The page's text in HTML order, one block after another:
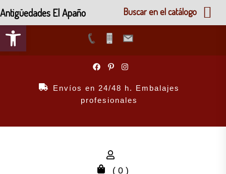
Abrir barra de herramientas
Envíos en 24/48 h. Embalajes
profesionales
( 0 )
Antigüedades El Apaño Buscar en el catálogo